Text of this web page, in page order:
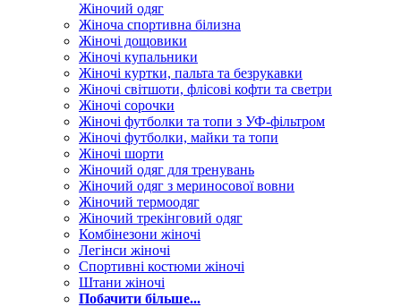
Жіночий одяг
Жіноча спортивна білизна
Жіночі дощовики
Жіночі купальники
Жіночі куртки, пальта та безрукавки
Жіночі світшоти, флісові кофти та светри
Жіночі сорочки
Жіночі футболки та топи з УФ-фільтром
Жіночі футболки, майки та топи
Жіночі шорти
Жіночий одяг для тренувань
Жіночий одяг з мериносової вовни
Жіночий термоодяг
Жіночий трекінговий одяг
Комбінезони жіночі
Легінси жіночі
Спортивні костюми жіночі
Штани жіночі
Побачити більше...